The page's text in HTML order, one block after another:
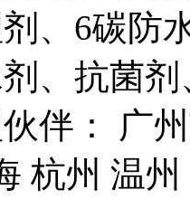
、6碳防
、抗菌
伴： 广
杭州 温